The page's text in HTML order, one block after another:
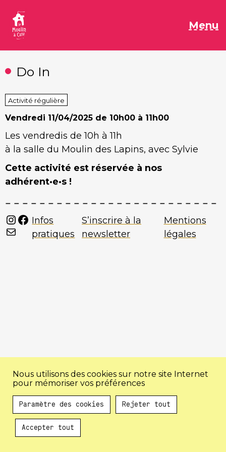
contenu
Menu
Do In
Activité régulière
Vendredi 11/04/2025 de 10h00 à 11h00
Les vendredis de 10h à 11h
à la salle du Moulin des Lapins, avec Sylvie
Cette activité est réservée à nos
adhérent·e·s !
Instagram
Facebook
Mail
Infos
pratiques
S’inscrire à la
newsletter
Mentions
légales
Au programme !
Nous utilisons des cookies sur notre site Internet
pour mémoriser vos préférences
Paramètre des cookies Rejeter tout
Accepter tout